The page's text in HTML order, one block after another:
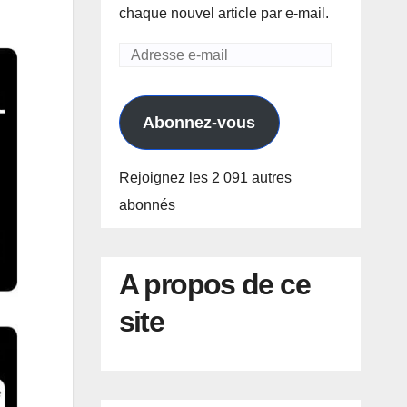
chaque nouvel article par e-mail.
Adresse
mail
Abonnez-vous
Rejoignez les 2 091 autres
abonnés
A propos de ce
site